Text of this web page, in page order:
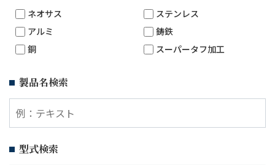
ネオサス
ステンレス
アルミ
鋳鉄
銅
スーパータフ加工
製品名検索
型式検索